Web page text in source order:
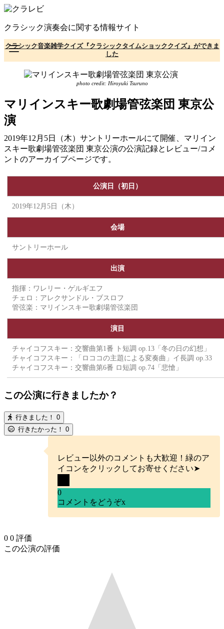
コ
テ
ン
ツ
へ
クラシック演奏会に関する情報サイト
クラシック音楽雑学クイズ『クラシックタイムショッククイズ』ができま
した
photo credit: Hiroyuki Tsuruno
マリインスキー歌劇場管弦楽団 東京公
演
2019年12月5日（木）サントリーホールにて開催、マリイン
スキー歌劇場管弦楽団 東京公演の公演記録とレビュー/コメ
ントのアーカイブページです。
公演日（初日）
2019年12月5日（木）
会場
サントリーホール
出演
指揮：ワレリー・ゲルギエフ
チェロ：アレクサンドル・ブスロフ
管弦楽：マリインスキー歌劇場管弦楽団
演目
チャイコフスキー：交響曲第1番 ト短調 op.13「冬の日の幻想」
チャイコフスキー：「ロココの主題による変奏曲」イ長調 op.33
チャイコフスキー：交響曲第6番 ロ短調 op.74「悲愴」
この公演に行きましたか？
行きました！ 0
行きたかった！ 0
レビュー以外のコメントも大歓迎！緑のア
イコンをクリックしてお寄せください➤
0
コメントをどうぞx
0 0 評価
この公演の評価